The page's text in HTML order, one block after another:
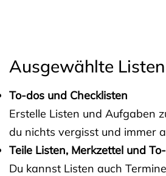
Ausgewählte Listen
To-dos und Checklisten
Erstelle Listen und Aufgaben
du nichts vergisst und immer
Teile Listen, Merkzettel und
Du kannst Listen auch